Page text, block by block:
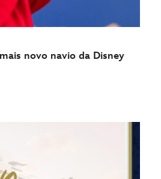
novo navio da Disney